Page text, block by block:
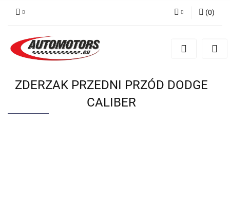
Zarejestruj się
(0)
ZDERZAK PRZEDNI PRZÓD DODGE
CALIBER